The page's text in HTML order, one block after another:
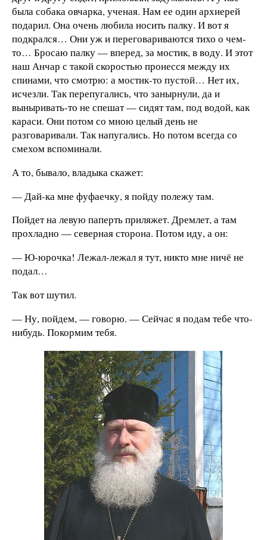
была собака овчарка, ученая. Нам ее один архиерей
подарил. Она очень любила носить палку. И вот я
подкрался… Они уж и переговариваются тихо о чем-
то… Бросаю палку — вперед, за мостик, в воду. И этот
наш Анчар с такой скоростью пронесся между их
спинами, что смотрю: а мостик-то пустой… Нет их,
исчезли. Так перепугались, что занырнули, да и
выныривать-то не спешат — сидят там, под водой, как
караси. Они потом со мною целый день не
разговаривали. Так напугались. Но потом всегда со
смехом вспоминали.
А то, бывало, владыка скажет:
— Дай-ка мне фуфаечку, я пойду полежу там.
Пойдет на левую паперть приляжет. Дремлет, а там
прохладно — северная сторона. Потом иду, а он:
— Ю-юрочка! Лежал-лежал я тут, никто мне ничё не
подал…
Так вот шутил.
— Ну, пойдем, — говорю. — Сейчас я подам тебе что-
нибудь. Покормим тебя.